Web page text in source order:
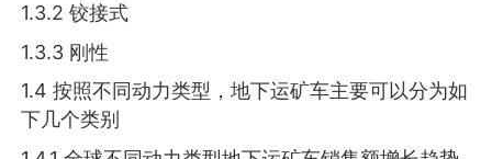
1.3.2 铰接式
1.3.3 刚性
1.4 按照不同动力类型，地下运矿车主要可以分为如
下几个类别